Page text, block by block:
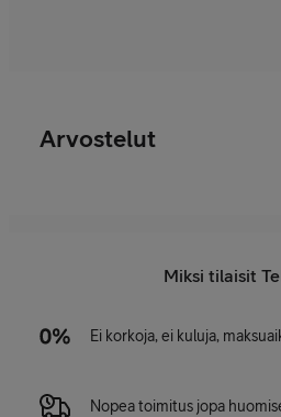
Arvostelut
Miksi tilaisit
Ei korkoja, ei kuluja,
Nopea toimitus jopa